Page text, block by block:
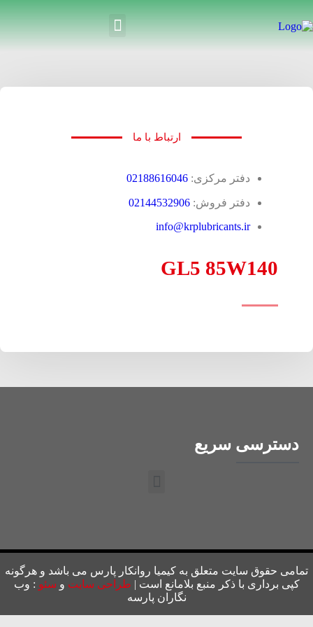
ارتباط با ما
دفتر مرکزی: 02188616046
دفتر فروش: 02144532906
info@krplubricants.ir
GL5 85W140
دسترسی سریع
تمامی حقوق سایت متعلق به کیمیا روانکار پارس می باشد و هرگونه
کپی برداری با ذکر منبع بلامانع است | طراحی سایت و سئو : وب
نگاران پارسه